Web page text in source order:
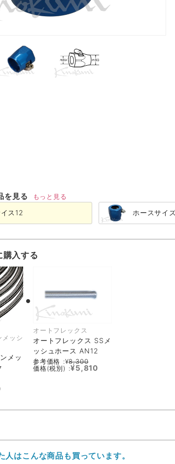
を見る もっと見る
ス12 ホースサイ
購入する
メッシ
メッ
オートフレックス
オートフレックス SSメ
ッシュホース AN12
参考価格 :¥8,300
価格(税別) :¥5,810
人はこんな商品も買っています。